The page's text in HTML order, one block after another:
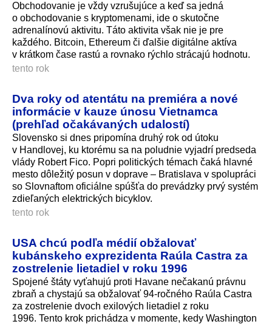
Obchodovanie je vždy vzrušujúce a keď sa jedná
o obchodovanie s kryptomenami, ide o skutočne
adrenalínovú aktivitu. Táto aktivita však nie je pre
každého. Bitcoin, Ethereum či ďalšie digitálne aktíva
v krátkom čase rastú a rovnako rýchlo strácajú hodnotu.
tento rok
Dva roky od atentátu na premiéra a nové
informácie v kauze únosu Vietnamca
(prehľad očakávaných udalostí)
Slovensko si dnes pripomína druhý rok od útoku
v Handlovej, ku ktorému sa na poludnie vyjadrí predseda
vlády Robert Fico. Popri politických témach čaká hlavné
mesto dôležitý posun v doprave – Bratislava v spolupráci
so Slovnaftom oficiálne spúšťa do prevádzky prvý systém
zdieľaných elektrických bicyklov.
tento rok
USA chcú podľa médií obžalovať
kubánskeho exprezidenta Raúla Castra za
zostrelenie lietadiel v roku 1996
Spojené štáty vyťahujú proti Havane nečakanú právnu
zbraň a chystajú sa obžalovať 94-ročného Raúla Castra
za zostrelenie dvoch exilových lietadiel z roku
1996. Tento krok prichádza v momente, kedy Washington